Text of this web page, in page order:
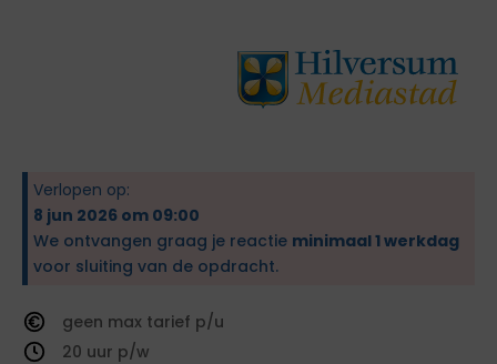
Verlopen op:
8 jun 2026 om 09:00
We ontvangen graag je reactie minimaal 1 werkdag
voor sluiting van de opdracht.
geen
tarief
20